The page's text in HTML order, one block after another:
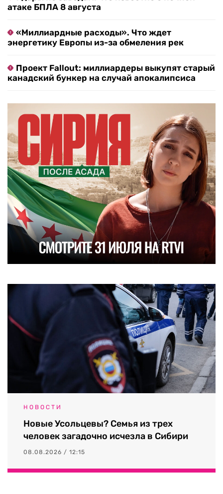
атаке БПЛА 8 августа
«Миллиардные расходы». Что ждет
энергетику Европы из-за обмеления рек
Проект Fallout: миллиардеры выкупят старый
канадский бункер на случай апокалипсиса
НОВОСТИ
Новые Усольцевы? Семья из трех
человек загадочно исчезла в Сибири
08.08.2026 / 12:15